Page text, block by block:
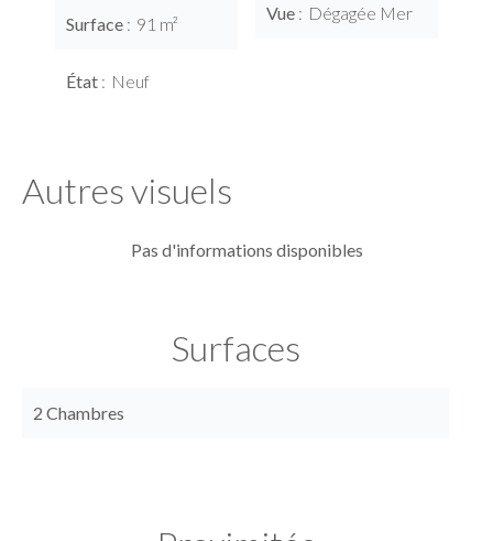
Surface 91 m²
État Neuf
Vue Dégagée Mer
Autres visuels
Pas d'informations disponibles
Surfaces
2 Chambres